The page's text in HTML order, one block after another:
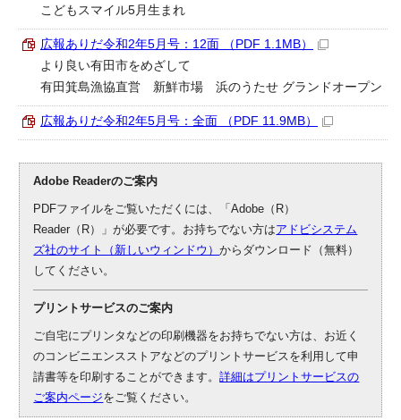
こどもスマイル5月生まれ
広報ありだ令和2年5月号：12面 （PDF 1.1MB）
より良い有田市をめざして
有田箕島漁協直営 新鮮市場 浜のうたせ グランドオープン
広報ありだ令和2年5月号：全面 （PDF 11.9MB）
Adobe Readerのご案内
PDFファイルをご覧いただくには、「Adobe（R）
Reader（R）」が必要です。お持ちでない方はアドビシステム
ズ社のサイト（新しいウィンドウ）からダウンロード（無料）
してください。
プリントサービスのご案内
ご自宅にプリンタなどの印刷機器をお持ちでない方は、お近く
のコンビニエンスストアなどのプリントサービスを利用して申
請書等を印刷することができます。詳細はプリントサービスの
ご案内ページをご覧ください。